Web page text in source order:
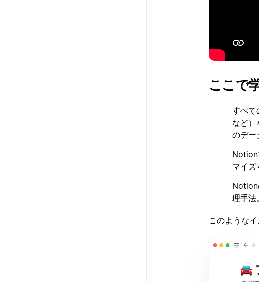
ここで
すべて
など
のデー
Notion
マイズ
Notion
理手法。
このようなイ